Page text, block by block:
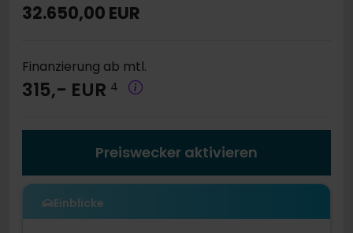
32.650,00 EUR
Finanzierung ab mtl.
315,- EUR 4
Preiswecker aktivieren
Einblicke